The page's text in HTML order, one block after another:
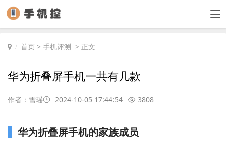
首页 > 手机评测 > 正文
华为折叠屏手机一共有几款
作者：雪瑶 2024-10-05 17:44:54 3808
华为折叠屏手机的家族成员